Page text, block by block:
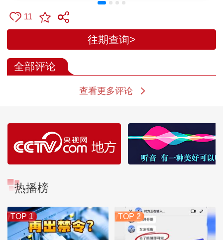
11
往期查询>
全部评论
查看更多评论
热播榜
TOP 1 TOP 2